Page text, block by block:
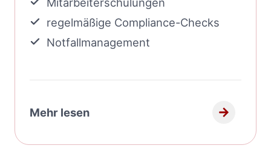
regelmäßige Compliance-Checks
Notfallmanagement
Mehr lesen